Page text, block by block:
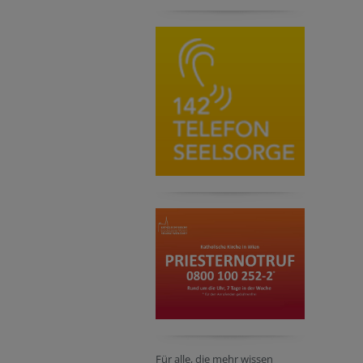
Für alle, die mehr wissen